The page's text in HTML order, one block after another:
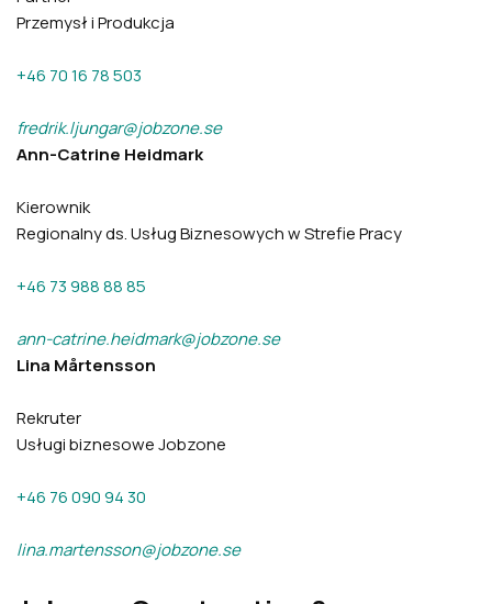
Przemysł i Produkcja
+46 70 16 78 503
fredrik.ljungar@jobzone.se
Ann-Catrine Heidmark
Kierownik
Regionalny ds. Usług Biznesowych w Strefie Pracy
+46 73 988 88 85
ann-catrine.heidmark@jobzone.se
Lina Mårtensson
Rekruter
Usługi biznesowe Jobzone
+46 76 090 94 30
lina.martensson@jobzone.se